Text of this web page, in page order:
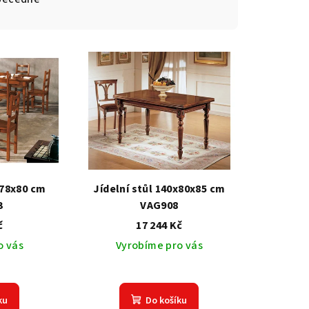
cm
vás
Jídelní stůl 140x80x85 cm
VAG908
17 244 Kč
Vyrobíme pro vás
Do košíku